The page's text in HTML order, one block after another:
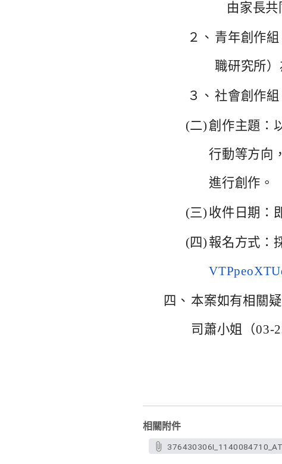
由家長共
２、 青年創作
職研究所）
３、 社會創作組
(二) 創作主題：
行動等方向，
進行創作。
(三) 收件日期：
(四) 報名方式：
四、 本案如有相關
司蕭小姐（03-
相關附件